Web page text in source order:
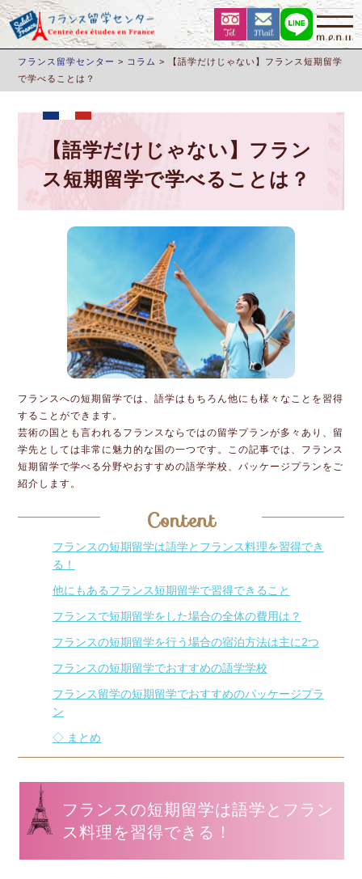
フランス留学センター > コラム >
【語学だけじゃない】フランス短期留学
で学べることは？
【語学だけじゃない】フラン
ス短期留学で学べることは？
フランスへの短期留学では、語学はもちろん他にも様々なことを習得
することができます。
芸術の国とも言われるフランスならではの留学プランが多々あり、留
学先としては非常に魅力的な国の一つです。この記事では、フランス
短期留学で学べる分野やおすすめの語学学校、パッケージプランをご
紹介します。
Content
フランスの短期留学は語学とフランス料理を習得でき
る！
他にもあるフランス短期留学で習得できること
フランスで短期留学をした場合の全体の費用は？
フランスの短期留学を行う場合の宿泊方法は主に2つ
フランスの短期留学でおすすめの語学学校
フランス留学の短期留学でおすすめのパッケージプラ
ン
◇ まとめ
フランスの短期留学は語学とフラン
ス料理を習得できる！